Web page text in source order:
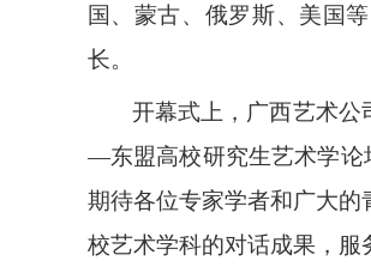
国、蒙古、俄罗斯、美国
长。
开幕式上，广西艺术公
—东盟高校研究生艺术学论
期待各位专家学者和广大
校艺术学科的对话成果，